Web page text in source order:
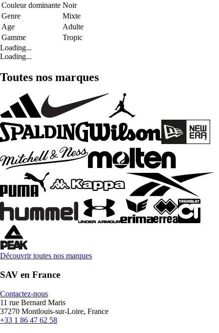
Couleur dominante Noir
Genre
Mixte
Age
Adulte
Gamme
Tropic
Loading...
Loading...
Toutes nos marques
Découvrir toutes nos marques
SAV en France
Contactez-nous
11 rue Bernard Maris
37270 Montlouis-sur-Loire, France
+33 1 86 47 62 58